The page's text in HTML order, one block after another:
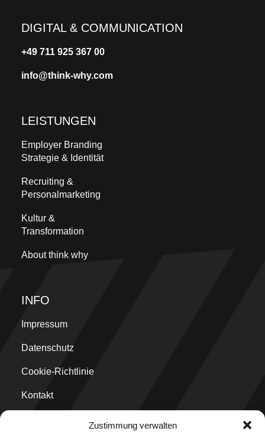
Zustimmung verwalten
DIGITAL & COMMUNICATION
+49 711 925 367 00
info@think-why.com
LEISTUNGEN
Employer Branding
Strategie & Identität
Recruiting &
Personalmarketing
Kultur &
Transformation
About think why
INFO
Impressum
Datenschutz
Cookie-Richtlinie
Kontakt